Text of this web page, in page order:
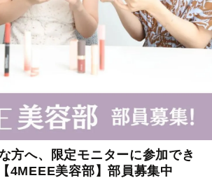
方へ、限定モニターに参加でき
4MEEE美容部】部員募集中